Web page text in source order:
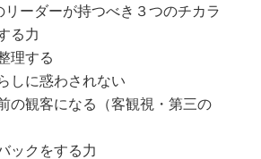
ーダーが持つべき３つのチカラ
る力
理する
しに惑わされない
の観客になる（客観視・第三の
ックをする力